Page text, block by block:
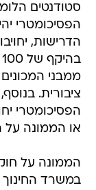
סטודנטים
הדרישות,
ממבני
ציבורית.
הפסיכומטרי
או הממונה
הממונה על
במשרד